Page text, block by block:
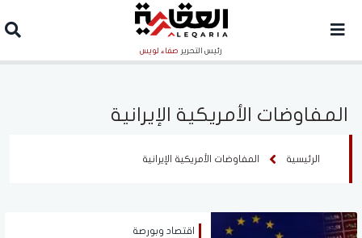
رئيس التحرير صفاء لويس
المفاوضات الأمريكية الإيرانية
الرئيسية المفاوضات الأمريكية الإيرانية
اقتصاد وبورصة